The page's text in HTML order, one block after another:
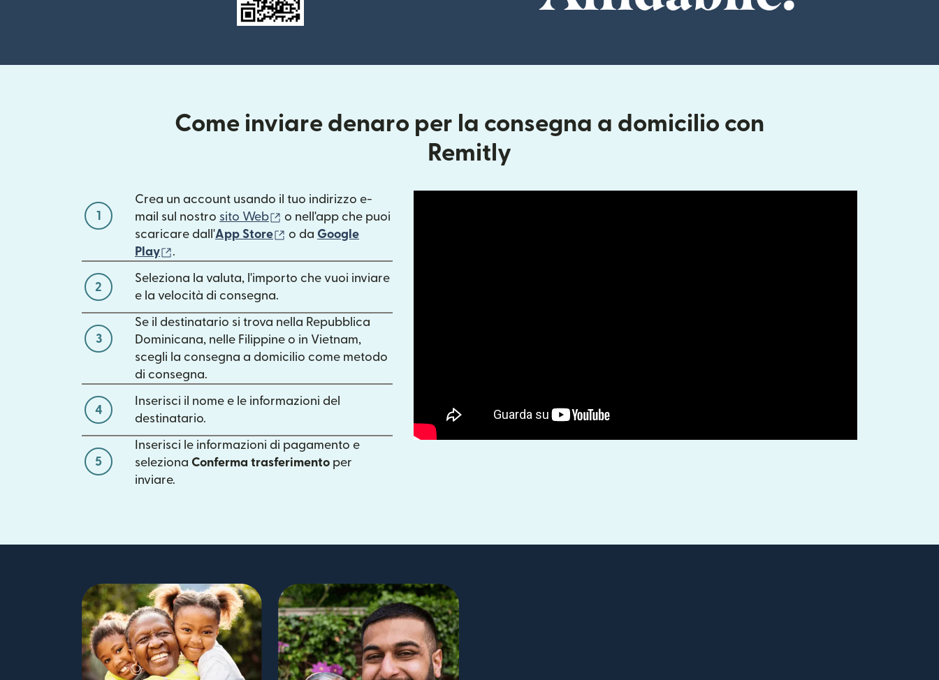
Come inviare denaro per la consegna a domicilio con
Remitly
1
Crea un account usando il tuo indirizzo e-
mail sul nostro sito Web (si apre in una nuova finestra)
o nell'app che puoi
scaricare dall'App Store (si apre in una nuova finestra)
o da Google
Play
.
2
Seleziona la valuta, l'importo che vuoi inviare
e la velocità di consegna.
3
Se il destinatario si trova nella Repubblica
Dominicana, nelle Filippine o in Vietnam,
scegli la consegna a domicilio come metodo
di consegna.
4
Inserisci il nome e le informazioni del
destinatario.
5
Inserisci le informazioni di pagamento e
seleziona Conferma trasferimento per
inviare.